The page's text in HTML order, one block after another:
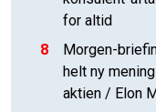
for altid
8
Morgen-
helt ny
aktien / Elon